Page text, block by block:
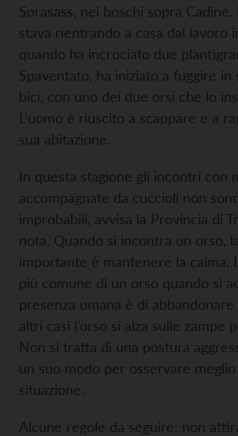
Sorasass, nei boschi sopra Cadine.
stava rientrando a casa dal lavoro
quando ha incrociato due
Spaventato, ha iniziato a fuggire in
bici, con uno dei due orsi che lo
L’uomo è riuscito a scappare e a
sua abitazione.
In questa stagione gli incontri con
accompagnate da cuccioli non
improbabili, avvisa la Provincia di
nota. Quando si incontra un orso,
importante è mantenere la calma.
più comune di un orso quando si
presenza umana è di abbandonare
altri casi l’orso si alza sulle zampe
Non si tratta di una postura
un suo modo per osservare meglio
situazione.
Alcune regole da seguire: non